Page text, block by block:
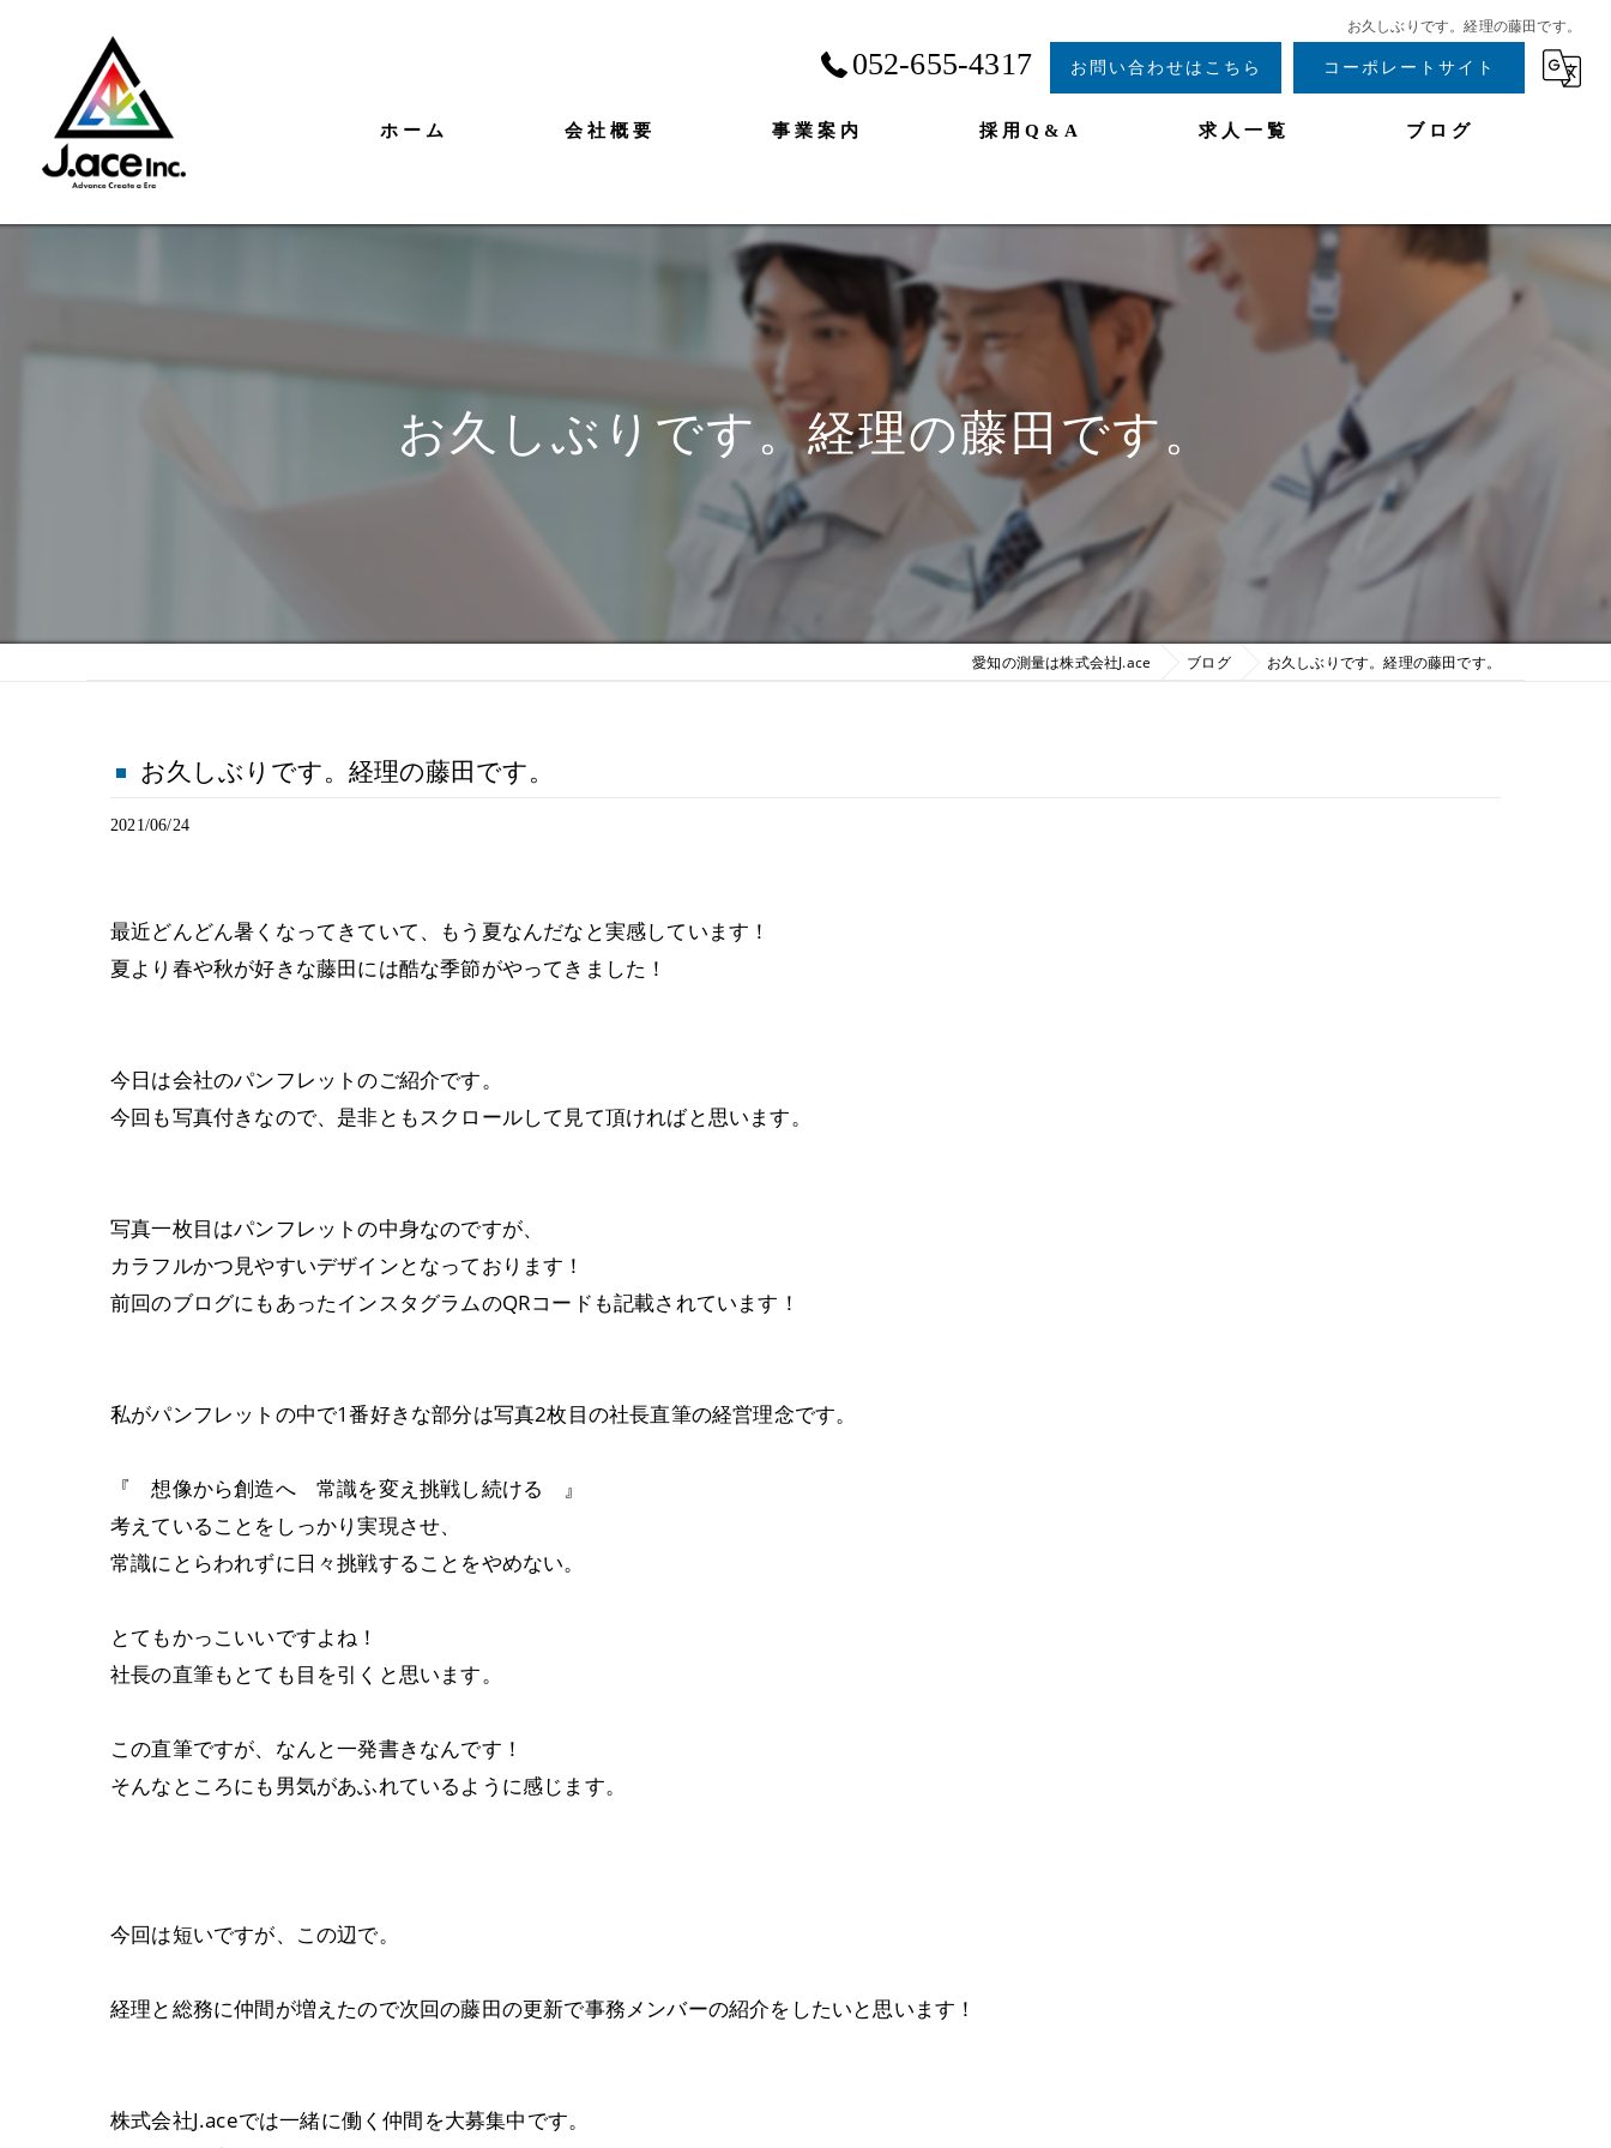
お久しぶりです。経理の藤田です。
052-655-4317 お問い合わせはこちら コーポレートサイト
ホーム 会社概要 事業案内 採用Q&A 求人一覧 ブログ
お久しぶりです。経理の藤田です。
愛知の測量は株式会社J.ace ブログ お久しぶりです。経理の藤田です。
お久しぶりです。経理の藤田です。
2021/06/24
最近どんどん暑くなってきていて、もう夏なんだなと実感しています！
夏より春や秋が好きな藤田には酷な季節がやってきました！
今日は会社のパンフレットのご紹介です。
今回も写真付きなので、是非ともスクロールして見て頂ければと思います。
写真一枚目はパンフレットの中身なのですが、
カラフルかつ見やすいデザインとなっております！
前回のブログにもあったインスタグラムのQRコードも記載されています！
私がパンフレットの中で1番好きな部分は写真2枚目の社長直筆の経営理念です。
『 想像から創造へ 常識を変え挑戦し続ける 』
考えていることをしっかり実現させ、
常識にとらわれずに日々挑戦することをやめない。
とてもかっこいいですよね！
社長の直筆もとても目を引くと思います。
この直筆ですが、なんと一発書きなんです！
そんなところにも男気があふれているように感じます。
今回は短いですが、この辺で。
経理と総務に仲間が増えたので次回の藤田の更新で事務メンバーの紹介をしたいと思います！
株式会社J.aceでは一緒に働く仲間を大募集中です。